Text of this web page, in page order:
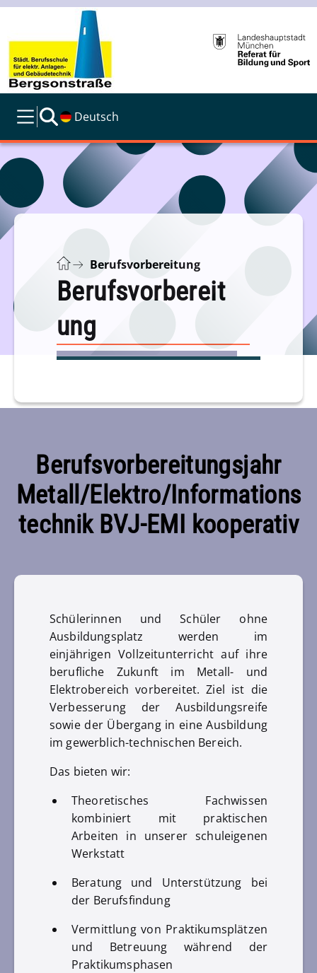
Deutsch
Berufsvorbereitung
Berufsvorbereit
ung
Berufsvorbereitungsjahr
Metall/Elektro/Informations
technik BVJ-EMI kooperativ
Schülerinnen und Schüler ohne
Ausbildungsplatz werden im
einjährigen Vollzeitunterricht auf ihre
berufliche Zukunft im Metall- und
Elektrobereich vorbereitet. Ziel ist die
Verbesserung der Ausbildungsreife
sowie der Übergang in eine Ausbildung
im gewerblich-technischen Bereich.
Das bieten wir:
Theoretisches Fachwissen
kombiniert mit praktischen
Arbeiten in unserer schuleigenen
Werkstatt
Beratung und Unterstützung bei
der Berufsfindung
Vermittlung von Praktikumsplätzen
und Betreuung während der
Praktikumsphasen